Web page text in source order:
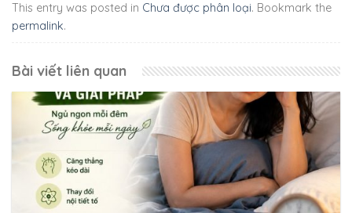
This entry was posted in Chưa được phân loại. Bookmark the
permalink.
Bài viết liên quan